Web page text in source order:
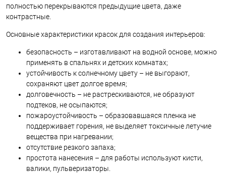
полностью перекрываются предыдущие цвета, даже
контрастные.
Основные характеристики красок для создания интерьеров:
безопасность – изготавливают на водной основе, можно
применять в спальнях и детских комнатах;
устойчивость к солнечному цвету – не выгорают,
сохраняют цвет долгое время;
долговечность – не растрескиваются, не образуют
подтеков, не осыпаются;
пожароустойчивость – образовавшаяся пленка не
поддерживает горения, не выделяет токсичные летучие
вещества при нагревании;
отсутствие резкого запаха;
простота нанесения – для работы используют кисти,
валики, пульверизаторы.